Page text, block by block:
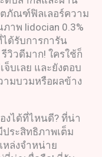
ภัณฑ์ฟิลเลอร์ความ
าพ lidocian 0.3%
ด้รับการการัน
วิวดีมาก! ใครใช้ก็
บเลย และยังตอบ
ามบวมหรือผลข้าง
งได้ที่ไหนดี? ที่น่า
ระสิทธิภาพเต็ม
หล่งจำหน่าย